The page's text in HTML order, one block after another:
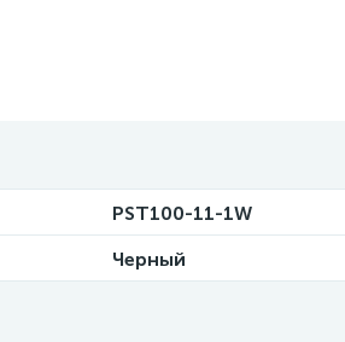
PST100-11-1W
Черный